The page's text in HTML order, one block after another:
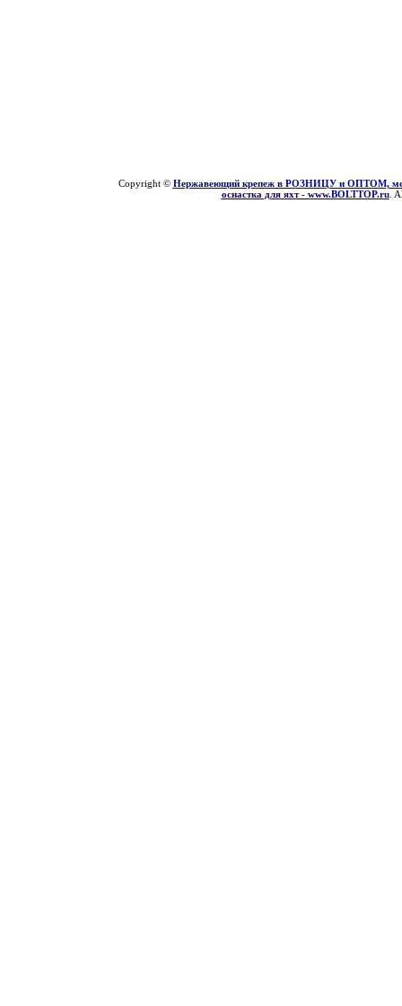
Copyright © Нержавеющий крепеж в РОЗНИЦУ и ОПТОМ,
оснастка для яхт - www.BOLTTOP.ru.